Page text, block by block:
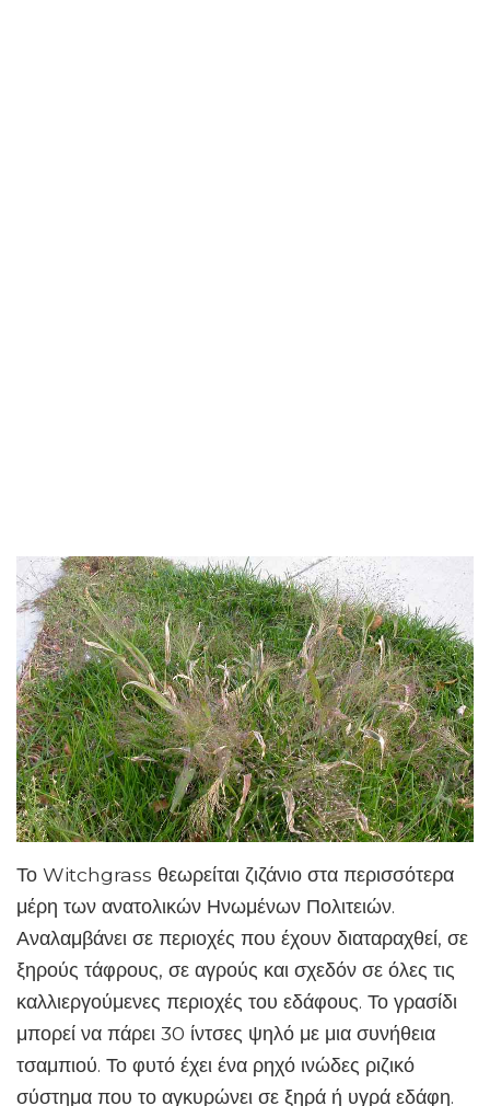
Το Witchgrass θεωρείται ζιζάνιο στα περισσότερα
μέρη των ανατολικών Ηνωμένων Πολιτειών.
Αναλαμβάνει σε περιοχές που έχουν διαταραχθεί, σε
ξηρούς τάφρους, σε αγρούς και σχεδόν σε όλες τις
καλλιεργούμενες περιοχές του εδάφους. Το γρασίδι
μπορεί να πάρει 30 ίντσες ψηλό με μια συνήθεια
τσαμπιού. Το φυτό έχει ένα ρηχό ινώδες ριζικό
σύστημα που το αγκυρώνει σε ξηρά ή υγρά εδάφη.